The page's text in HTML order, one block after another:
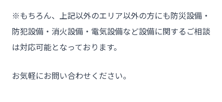
※もちろん、上記以外のエリア以外の方にも防災設備・
防犯設備・消火設備・電気設備など設備に関するご相談
は対応可能となっております。
お気軽にお問い合わせください。